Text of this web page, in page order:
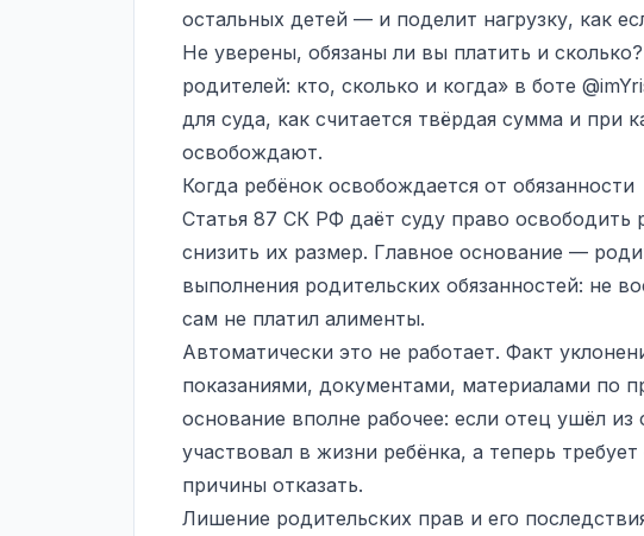
остальных детей — и поделит нагрузку, как
Не уверены, обязаны ли вы платить и
родителей: кто, сколько и когда» в боте
для суда, как считается твёрдая сумма и при
освобождают.
Когда ребёнок освобождается от обязанности
Статья 87 СК РФ даёт суду право освободить
снизить их размер. Главное основание —
выполнения родительских обязанностей: не
сам не платил алименты.
Автоматически это не работает. Факт
показаниями, документами, материалами по
основание вполне рабочее: если отец ушёл из
участвовал в жизни ребёнка, а теперь
причины отказать.
Лишение родительских прав и его